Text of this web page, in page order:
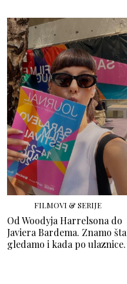
FILMOVI & SERIJE
Od Woodyja Harrelsona do
Javiera Bardema. Znamo šta
gledamo i kada po ulaznice.